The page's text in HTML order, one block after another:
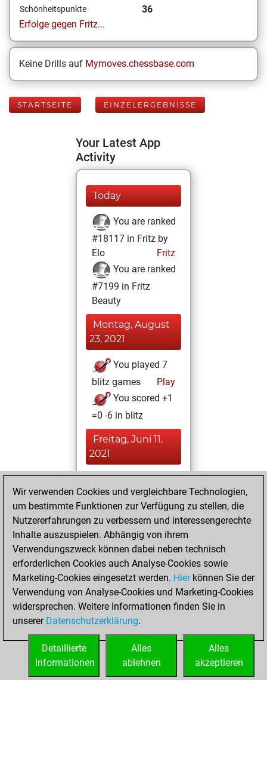
Schönheitspunkte
36
Erfolge gegen Fritz...
Keine Drills auf Mymoves.chessbase.com
STARTSEITE EINZELERGEBNISSE
Your Latest App
Activity
Today
You are ranked
#18117 in Fritz by
Elo
Fritz
You are ranked
#7199 in Fritz
Beauty
Montag, August
23, 2021
You played 7
blitz games
Play
You scored +1
=0 -6 in blitz
Freitag, Juni 11,
2021
You achieved a
BeautyScore of 36
Fritz
You
achieved a new Elo
of 1578
You created
your Fritz account
You played 53
bullet games
Play
You scored +20
=0 -33 in bullet
Wir verwenden Cookies und vergleichbare Technologien,
um bestimmte Funktionen zur Verfügung zu stellen, die
Nutzererfahrungen zu verbessern und interessengerechte
Inhalte auszuspielen. Abhängig von ihrem
Verwendungszweck können dabei neben technisch
erforderlichen Cookies auch Analyse-Cookies sowie
Marketing-Cookies eingesetzt werden. Hierkönnen Sie der
Verwendung von Analyse-Cookies und Marketing-Cookies
widersprechen. Weitere Informationen finden Sie in
unserer Datenschutzerklärung.
Alles
akzeptieren
Alles
ablehnen
Detaillierte
Informationen